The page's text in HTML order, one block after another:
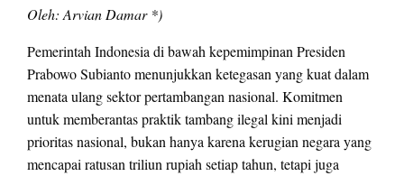
Oleh: Arvian Damar *)
Pemerintah Indonesia di bawah kepemimpinan Presiden
Prabowo Subianto menunjukkan ketegasan yang kuat dalam
menata ulang sektor pertambangan nasional. Komitmen
untuk memberantas praktik tambang ilegal kini menjadi
prioritas nasional, bukan hanya karena kerugian negara yang
mencapai ratusan triliun rupiah setiap tahun, tetapi juga